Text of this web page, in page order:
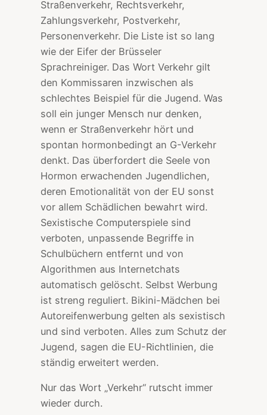
Straßenverkehr, Rechtsverkehr,
Zahlungsverkehr, Postverkehr,
Personenverkehr. Die Liste ist so lang
wie der Eifer der Brüsseler
Sprachreiniger. Das Wort Verkehr gilt
den Kommissaren inzwischen als
schlechtes Beispiel für die Jugend. Was
soll ein junger Mensch nur denken,
wenn er Straßenverkehr hört und
spontan hormonbedingt an G-Verkehr
denkt. Das überfordert die Seele von
Hormon erwachenden Jugendlichen,
deren Emotionalität von der EU sonst
vor allem Schädlichen bewahrt wird.
Sexistische Computerspiele sind
verboten, unpassende Begriffe in
Schulbüchern entfernt und von
Algorithmen aus Internetchats
automatisch gelöscht. Selbst Werbung
ist streng reguliert. Bikini-Mädchen bei
Autoreifenwerbung gelten als sexistisch
und sind verboten. Alles zum Schutz der
Jugend, sagen die EU-Richtlinien, die
ständig erweitert werden.
Nur das Wort „Verkehr“ rutscht immer
wieder durch.